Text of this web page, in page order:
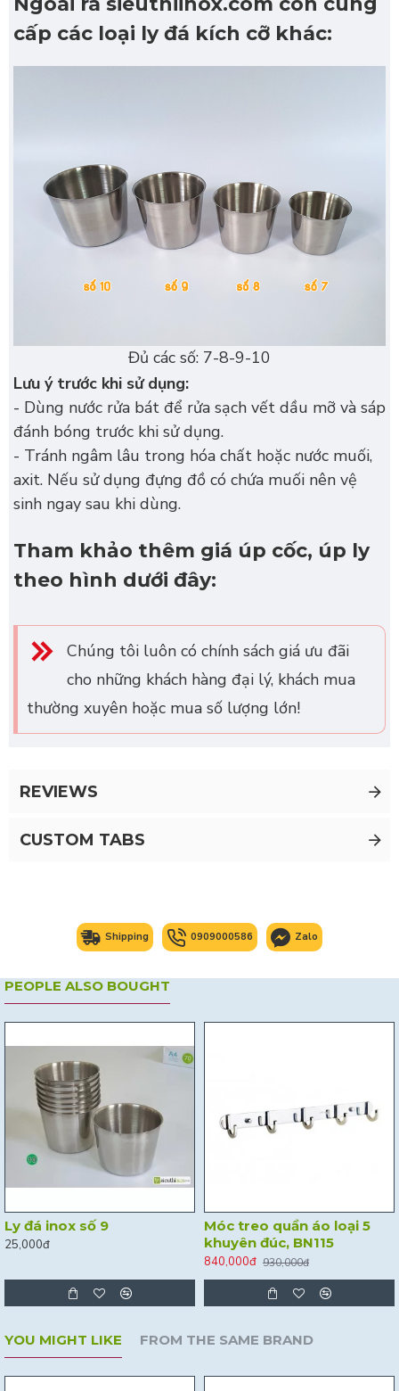
cấp các loại ly đá kích cỡ khác:
Đủ các số: 7-8-9-10
Lưu ý trước khi sử dụng:
- Dùng nước rửa bát để rửa sạch vết dầu mỡ và sáp
đánh bóng trước khi sử dụng.
- Tránh ngâm lâu trong hóa chất hoặc nước muối,
axit. Nếu sử dụng đựng đồ có chứa muối nên vệ
sinh ngay sau khi dùng.
Tham khảo thêm giá úp cốc, úp ly
theo hình dưới đây:
Chúng tôi luôn có chính sách giá ưu đãi
cho những khách hàng đại lý, khách mua
thường xuyên hoặc mua số lượng lớn!
REVIEWS
CUSTOM TABS
Shipping 0909000586 Zalo
PEOPLE ALSO BOUGHT
Ly đá inox số 9
25,000đ
Móc treo quần áo loại 5
khuyên đúc, BN115
840,000đ 930,000đ
YOU MIGHT LIKE FROM THE SAME BRAND